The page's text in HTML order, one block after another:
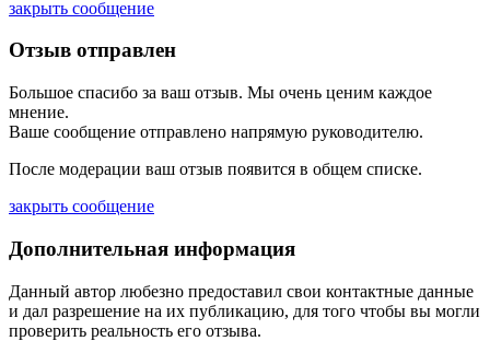
закрыть сообщение
Отзыв отправлен
Большое спасибо за ваш отзыв. Мы очень ценим каждое
мнение.
Ваше сообщение отправлено напрямую руководителю.
После модерации ваш отзыв появится в общем списке.
закрыть сообщение
Дополнительная информация
Данный автор любезно предоставил свои контактные данные
и дал разрешение на их публикацию, для того чтобы вы могли
проверить реальность его отзыва.